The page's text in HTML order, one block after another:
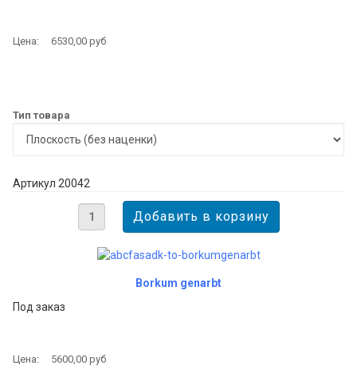
Цена: 6530,00 руб
Тип товара
Артикул 20042
Borkum genarbt
Под заказ
Цена: 5600,00 руб